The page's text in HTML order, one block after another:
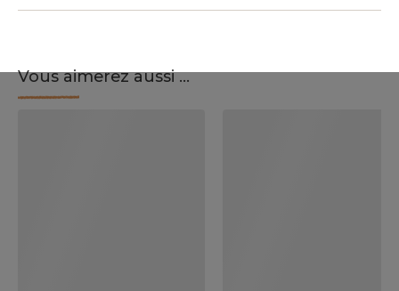
Vous aimerez aussi ...